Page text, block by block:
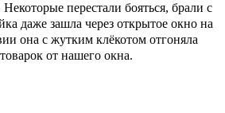
перестали бояться, брали с
даже зашла через открытое окно на
она с жутким клёкотом отгоняла
от нашего окна.